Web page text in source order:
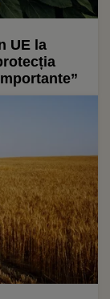
UE la